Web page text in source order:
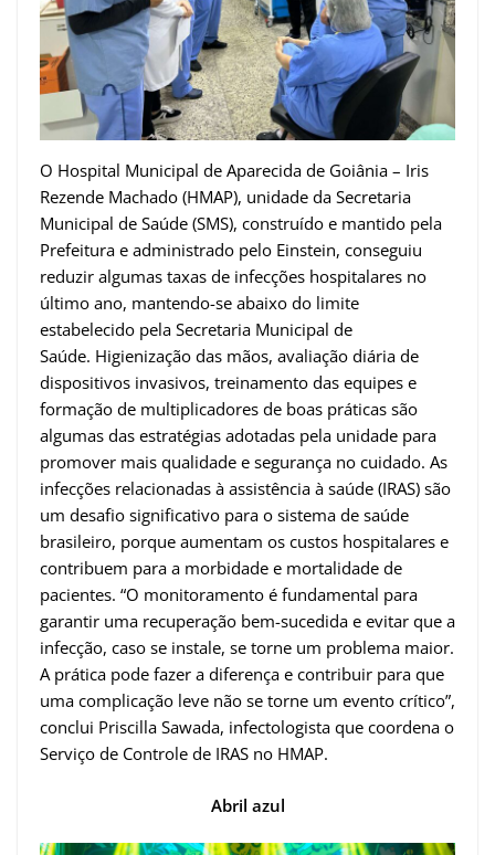
O Hospital Municipal de Aparecida de Goiânia – Iris
Rezende Machado (HMAP), unidade da Secretaria
Municipal de Saúde (SMS), construído e mantido pela
Prefeitura e administrado pelo Einstein, conseguiu
reduzir algumas taxas de infecções hospitalares no
último ano, mantendo-se abaixo do limite
estabelecido pela Secretaria Municipal de
Saúde. Higienização das mãos, avaliação diária de
dispositivos invasivos, treinamento das equipes e
formação de multiplicadores de boas práticas são
algumas das estratégias adotadas pela unidade para
promover mais qualidade e segurança no cuidado. As
infecções relacionadas à assistência à saúde (IRAS) são
um desafio significativo para o sistema de saúde
brasileiro, porque aumentam os custos hospitalares e
contribuem para a morbidade e mortalidade de
pacientes. “O monitoramento é fundamental para
garantir uma recuperação bem-sucedida e evitar que a
infecção, caso se instale, se torne um problema maior.
A prática pode fazer a diferença e contribuir para que
uma complicação leve não se torne um evento crítico”,
conclui Priscilla Sawada, infectologista que coordena o
Serviço de Controle de IRAS no HMAP.
Abril azul